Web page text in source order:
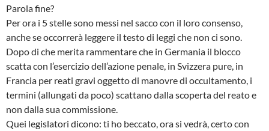
Parola fine?
Per ora i 5 stelle sono messi nel sacco con il loro consenso,
anche se occorrerà leggere il testo di leggi che non ci sono.
Dopo di che merita rammentare che in Germania il blocco
scatta con l’esercizio dell’azione penale, in Svizzera pure, in
Francia per reati gravi oggetto di manovre di occultamento, i
termini (allungati da poco) scattano dalla scoperta del reato e
non dalla sua commissione.
Quei legislatori dicono: ti ho beccato, ora si vedrà, certo con